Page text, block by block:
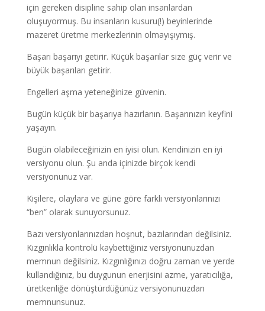
için gereken disipline sahip olan insanlardan
oluşuyormuş. Bu insanların kusuru(!) beyinlerinde
mazeret üretme merkezlerinin olmayışıymış.
Başarı başarıyı getirir. Küçük başarılar size güç verir ve
büyük başarıları getirir.
Engelleri aşma yeteneğinize güvenin.
Bugün küçük bir başarıya hazırlanın. Başarınızın keyfini
yaşayın.
Bugün olabileceğinizin en iyisi olun. Kendinizin en iyi
versiyonu olun. Şu anda içinizde birçok kendi
versiyonunuz var.
Kişilere, olaylara ve güne göre farklı versiyonlarınızı
“ben” olarak sunuyorsunuz.
Bazı versiyonlarınızdan hoşnut, bazılarından değilsiniz.
Kızgınlıkla kontrolü kaybettiğiniz versiyonunuzdan
memnun değilsiniz. Kızgınlığınızı doğru zaman ve yerde
kullandığınız, bu duygunun enerjisini azme, yaratıcılığa,
üretkenliğe dönüştürdüğünüz versiyonunuzdan
memnunsunuz.